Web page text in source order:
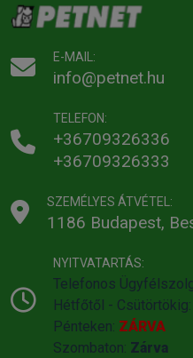
Gyártó:Acana
Kiszerelés: 17kg / Zsák
Státusz:Rendelhető
E-MAIL:
info@petnet.hu
TELEFON:
+36709326336
+36709326333
SZEMÉLYES ÁTVÉTEL:
1186 Budapest,
NYITVATARTÁS:
Telefonos
Hétfőtől - Csütörtökig:
Pénteken: ZÁRVA
Szombaton: Zárva